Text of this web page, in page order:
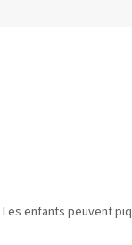
enfants peuvent